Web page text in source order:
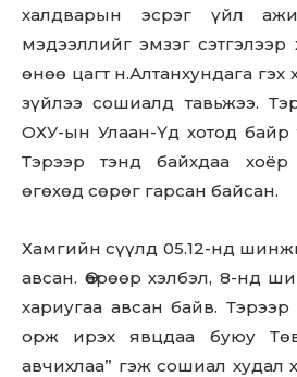
халдварын эсрэг үйл
мэдээллийг эмзэг
өнөө цагт н.Алтанхундага гэх
зүйлээ сошиалд тавьжээ.
ОХУ-ын Улаан-Үд хотод байр
Тэрээр тэнд байхдаа
өгөхөд сөрөг гарсан байсан.
Хамгийн сүүлд 05.12-нд
авсан. Өөрөөр хэлбэл, 8-нд
хариугаа авсан байв.
орж ирэх явцдаа буюу
авчихлаа” гэж сошиал худал